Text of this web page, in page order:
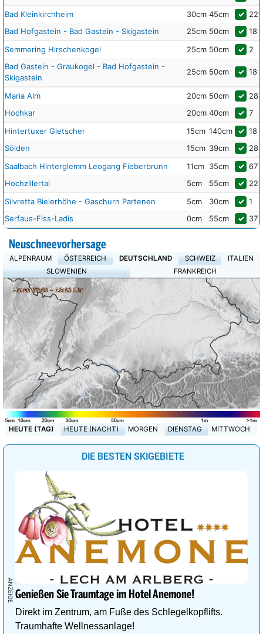
Bad Kleinkirchheim
30cm 45cm ✓ 22
Bad Hofgastein - Bad Gastein - Skigastein
25cm 50cm ✓ 18
Semmering Hirschenkogel
25cm 50cm ✓ 2
Bad Gastein - Graukogel - Bad Hofgastein -
Skigastein
25cm 50cm ✓ 18
Maria Alm 20cm 50cm ✓ 28
Hochkar
20cm 40cm ✓ 7
Hintertuxer Gletscher
15cm 140cm ✓ 18
Sölden
15cm 39cm ✓ 28
Saalbach Hinterglemm Leogang Fieberbrunn
11cm 35cm ✓ 67
Hochzillertal
5cm 55cm ✓ 22
Silvretta Bielerhöhe - Gaschurn Partenen
5cm 30cm ✓ 1
Serfaus-Fiss-Ladis
0cm 55cm ✓ 37
Neuschneevorhersage
ALPENRAUM ÖSTERREICH DEUTSCHLAND SCHWEIZ
ITALIEN
SLOWENIEN
FRANKREICH
HEUTE (TAG) HEUTE (NACHT) MORGEN DIENSTAG MITTWOCH
DIE BESTEN SKIGEBIETE
Genießen Sie Traumtage im Hotel Anemone!
Direkt im Zentrum, am Fuße des Schlegelkopflifts.
Traumhafte Wellnessanlage!